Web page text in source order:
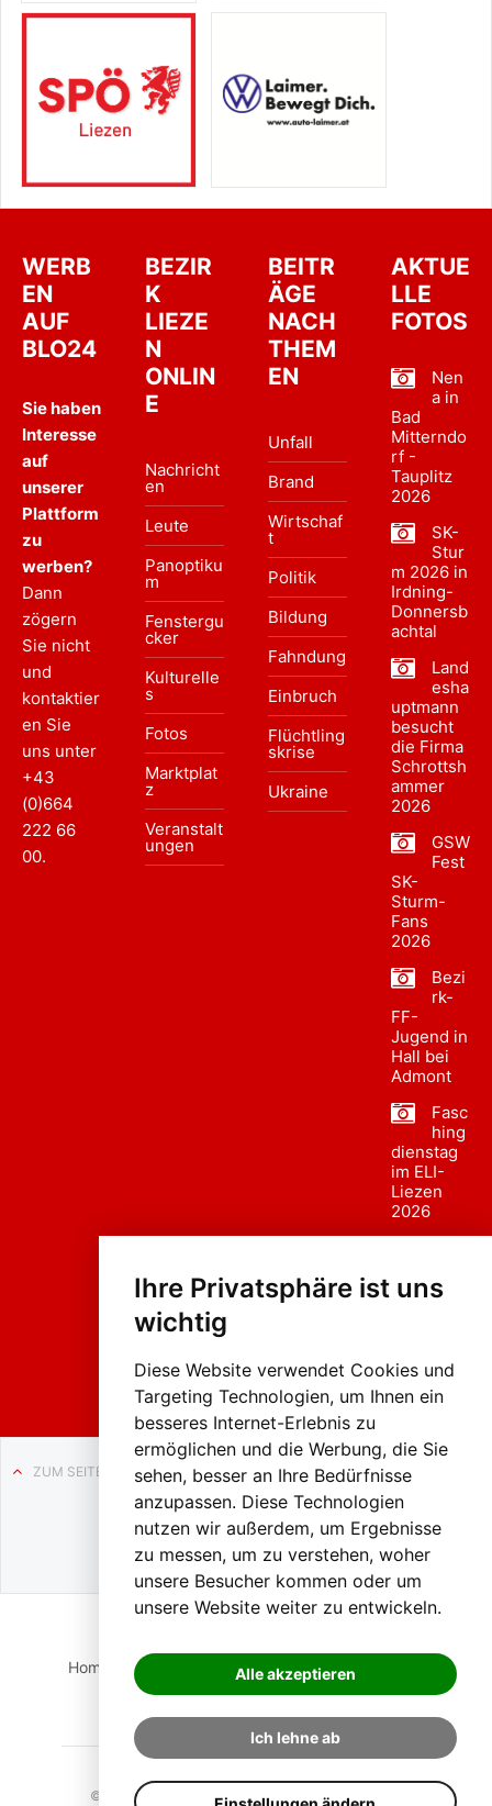
Ihre Privatsphäre ist uns
wichtig
Diese Website verwendet Cookies und
Targeting Technologien, um Ihnen ein
besseres Internet-Erlebnis zu
ermöglichen und die Werbung, die Sie
sehen, besser an Ihre Bedürfnisse
anzupassen. Diese Technologien
nutzen wir außerdem, um Ergebnisse
zu messen, um zu verstehen, woher
unsere Besucher kommen oder um
unsere Website weiter zu entwickeln.
Alle akzeptieren
Ich lehne ab
WERB
EN
AUF
BLO24
Sie haben
Interesse
auf
unserer
Plattform
zu
werben?
Dann
zögern
Sie nicht
und
kontaktier
en Sie
uns unter
+43
(0)664
222 66
00.
BEZIR
K
LIEZE
N
ONLIN
E
Nachricht
en
Leute
Panoptiku
m
Fenstergu
cker
Kulturelle
s
Fotos
Marktplat
z
Veranstalt
ungen
BEITR
ÄGE
NACH
THEM
EN
Unfall
Brand
Wirtschaf
t
Politik
Bildung
Fahndung
Einbruch
Flüchtling
skrise
Ukraine
AKTUE
LLE
FOTOS
Nen
a in
Bad
Mitterndo
rf -
Tauplitz
2026
SK-
Stur
m 2026 in
Irdning-
Donnersb
achtal
Land
esha
uptmann
besucht
die Firma
Schrottsh
ammer
2026
GSW
Fest
SK-
Sturm-
Fans
2026
Bezi
rk-
FF-
Jugend in
Hall bei
Admont
Fasc
hing
dienstag
im ELI-
Liezen
2026
sumzug
Liezen
ZUM SEITENANFANG
Auf BLO24.at werben?
+43 (0)664 2226600
Home Suche Login Impressum
Datenschutz
© 2023 BLO24.at – Bezirk Liezen Online |